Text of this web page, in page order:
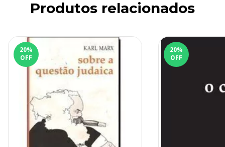
Produtos relacionados
20%
OFF
20%
OFF